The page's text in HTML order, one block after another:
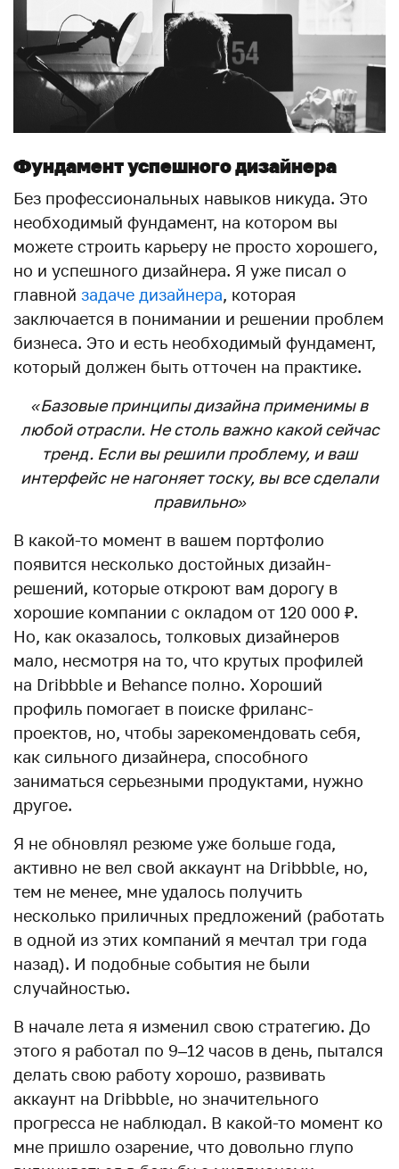
Фундамент успешного дизайнера
Без профессиональных навыков никуда. Это
необходимый фундамент, на котором вы
можете строить карьеру не просто хорошего,
но и успешного дизайнера. Я уже писал о
главной задаче дизайнера, которая
заключается в понимании и решении проблем
бизнеса. Это и есть необходимый фундамент,
который должен быть отточен на практике.
«Базовые принципы дизайна применимы в
любой отрасли. Не столь важно какой сейчас
тренд. Если вы решили проблему, и ваш
интерфейс не нагоняет тоску, вы все сделали
правильно»
В какой-то момент в вашем портфолио
появится несколько достойных дизайн-
решений, которые откроют вам дорогу в
хорошие компании с окладом от 120 000 ₽.
Но, как оказалось, толковых дизайнеров
мало, несмотря на то, что крутых профилей
на Dribbble и Behance полно. Хороший
профиль помогает в поиске фриланс-
проектов, но, чтобы зарекомендовать себя,
как сильного дизайнера, способного
заниматься серьезными продуктами, нужно
другое.
Я не обновлял резюме уже больше года,
активно не вел свой аккаунт на Dribbble, но,
тем не менее, мне удалось получить
несколько приличных предложений (работать
в одной из этих компаний я мечтал три года
назад). И подобные события не были
случайностью.
В начале лета я изменил свою стратегию. До
этого я работал по 9–12 часов в день, пытался
делать свою работу хорошо, развивать
аккаунт на Dribbble, но значительного
прогресса не наблюдал. В какой-то момент ко
мне пришло озарение, что довольно глупо